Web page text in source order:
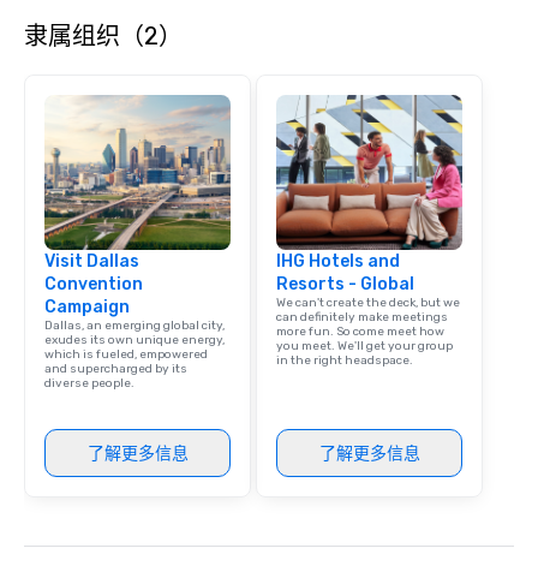
隶属组织（2）
Visit Dallas
Convention
Campaign
Dallas, an emerging global city,
exudes its own unique energy,
which is fueled, empowered
and supercharged by its
diverse people.
了解更多信息
IHG Hotels and
Resorts - Global
We can't create the deck, but we
can definitely make meetings
more fun. So come meet how
you meet. We'll get your group
in the right headspace.
了解更多信息